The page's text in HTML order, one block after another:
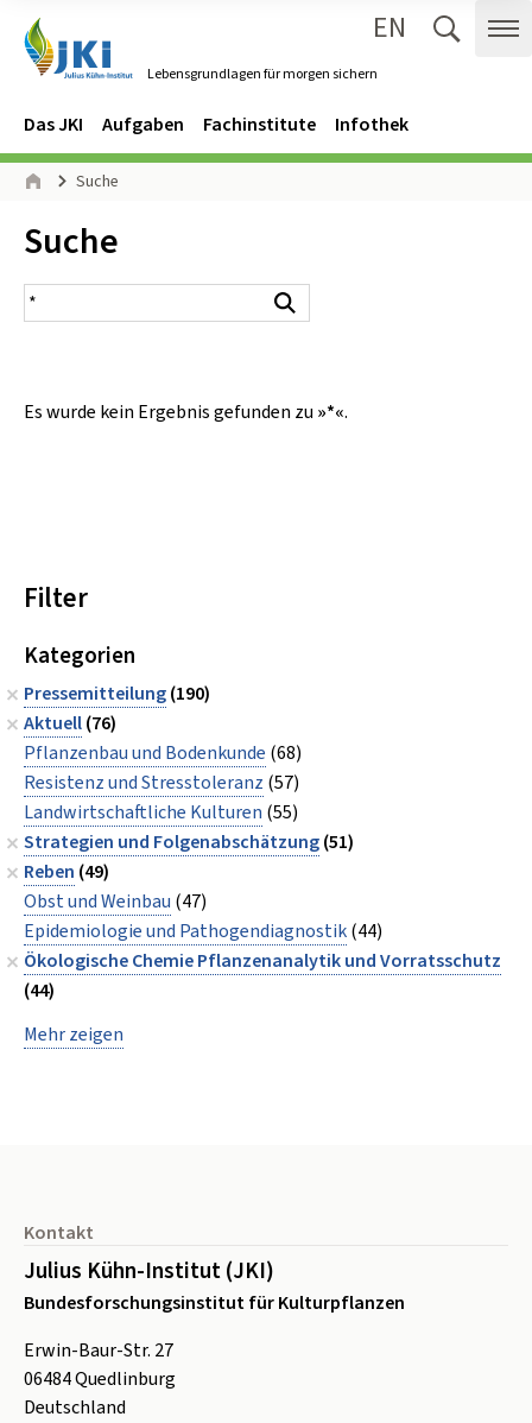
Lebensgrundlagen für morgen sichern
EN
Navigation
Hauptmenü
Das JKI Aufgaben Fachinstitute Infothek
Seitenpfad
Suche
Inhalt:
Suche
Suchergebnis
Es wurde kein Ergebnis gefunden zu »*«.
Filter
Kategorien
Pressemitteilung(190)
Aktuell(76)
Pflanzenbau und Bodenkunde (68)
Resistenz und Stresstoleranz (57)
Landwirtschaftliche Kulturen (55)
Strategien und Folgenabschätzung(51)
Reben (49)
Obst und Weinbau (47)
Epidemiologie und Pathogendiagnostik(44)
Ökologische Chemie Pflanzenanalytik und Vorratsschutz
(44)
Mehr zeigen
Kontakt
Julius Kühn-Institut (JKI)
Bundesforschungsinstitut für Kulturpflanzen
Erwin-Baur-Str. 27
06484Quedlinburg
Deutschland